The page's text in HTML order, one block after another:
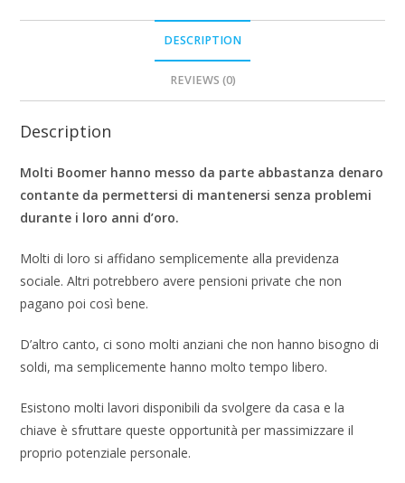
DESCRIPTION
REVIEWS (0)
Description
Molti Boomer hanno messo da parte abbastanza denaro
contante da permettersi di mantenersi senza problemi
durante i loro anni d’oro.
Molti di loro si affidano semplicemente alla previdenza
sociale. Altri potrebbero avere pensioni private che non
pagano poi così bene.
D’altro canto, ci sono molti anziani che non hanno bisogno di
soldi, ma semplicemente hanno molto tempo libero.
Esistono molti lavori disponibili da svolgere da casa e la
chiave è sfruttare queste opportunità per massimizzare il
proprio potenziale personale.